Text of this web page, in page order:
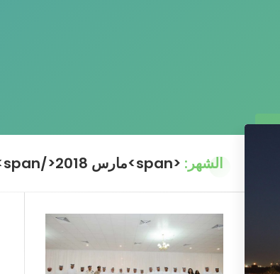
الشهر: <span>مارس 2018</span>